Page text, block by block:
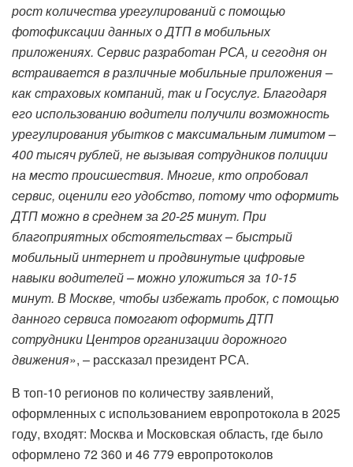
рост количества урегулирований с помощью
фотофиксации данных о ДТП в мобильных
приложениях. Сервис разработан РСА, и сегодня он
встраивается в различные мобильные приложения –
как страховых компаний, так и Госуслуг. Благодаря
его использованию водители получили возможность
урегулирования убытков с максимальным лимитом –
400 тысяч рублей, не вызывая сотрудников полиции
на место происшествия. Многие, кто опробовал
сервис, оценили его удобство, потому что оформить
ДТП можно в среднем за 20-25 минут. При
благоприятных обстоятельствах – быстрый
мобильный интернет и продвинутые цифровые
навыки водителей – можно уложиться за 10-15
минут. В Москве, чтобы избежать пробок, с помощью
данного сервиса помогают оформить ДТП
сотрудники Центров организации дорожного
движения», – рассказал президент РСА.
В топ-10 регионов по количеству заявлений,
оформленных с использованием европротокола в 2025
году, входят: Москва и Московская область, где было
оформлено 72 360 и 46 779 европротоколов